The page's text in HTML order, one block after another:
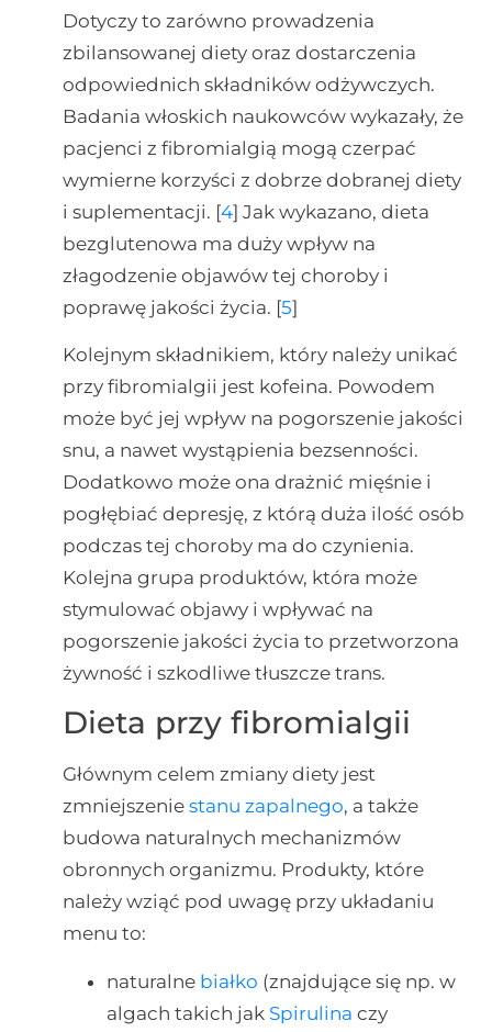
Dotyczy to zarówno prowadzenia
zbilansowanej diety oraz dostarczenia
odpowiednich składników odżywczych.
Badania włoskich naukowców wykazały, że
pacjenci z fibromialgią mogą czerpać
wymierne korzyści z dobrze dobranej diety
i suplementacji. [4] Jak wykazano, dieta
bezglutenowa ma duży wpływ na
złagodzenie objawów tej choroby i
poprawę jakości życia. [5]
Kolejnym składnikiem, który należy unikać
przy fibromialgii jest kofeina. Powodem
może być jej wpływ na pogorszenie jakości
snu, a nawet wystąpienia bezsenności.
Dodatkowo może ona drażnić mięśnie i
pogłębiać depresję, z którą duża ilość osób
podczas tej choroby ma do czynienia.
Kolejna grupa produktów, która może
stymulować objawy i wpływać na
pogorszenie jakości życia to przetworzona
żywność i szkodliwe tłuszcze trans.
Dieta przy fibromialgii
Głównym celem zmiany diety jest
zmniejszenie stanu zapalnego, a także
budowa naturalnych mechanizmów
obronnych organizmu. Produkty, które
należy wziąć pod uwagę przy układaniu
menu to:
naturalne białko (znajdujące się np. w
algach takich jak Spirulina czy